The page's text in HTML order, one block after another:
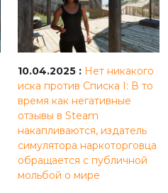
10.04.2025 : Нет никакого
иска против Списка I: В то
время как негативные
отзывы в Steam
накапливаются, издатель
симулятора наркоторговца
обращается с публичной
мольбой о мире